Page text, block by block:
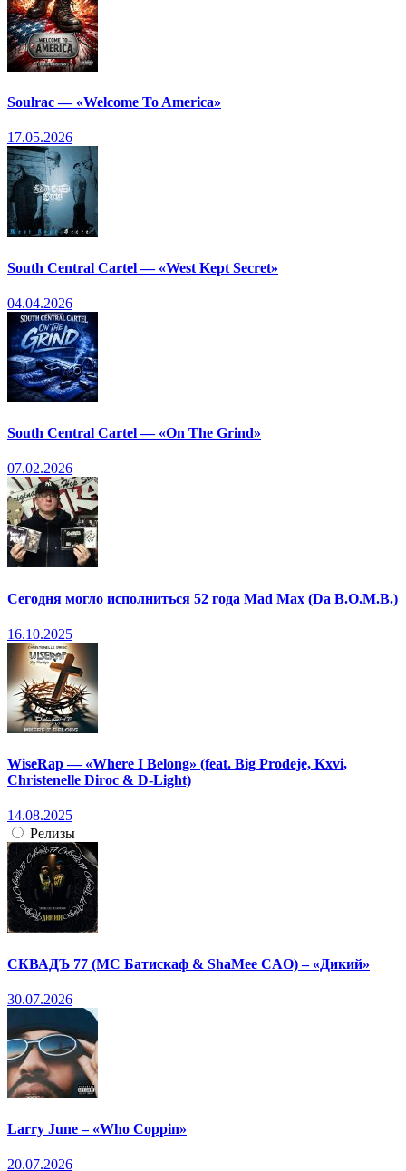
Soulrac — «Welcome To America»
17.05.2026
South Central Cartel — «West Kept Secret»
04.04.2026
South Central Cartel — «On The Grind»
07.02.2026
Сегодня могло исполниться 52 года Mad Max (Da B.O.M.B.)
16.10.2025
WiseRap — «Where I Belong» (feat. Big Prodeje, Kxvi,
Christenelle Diroc & D-Light)
14.08.2025
Релизы
СКВАДЪ 77 (МС Батискаф & ShaMee CAO) – «Дикий»
30.07.2026
Larry June – «Who Coppin»
20.07.2026